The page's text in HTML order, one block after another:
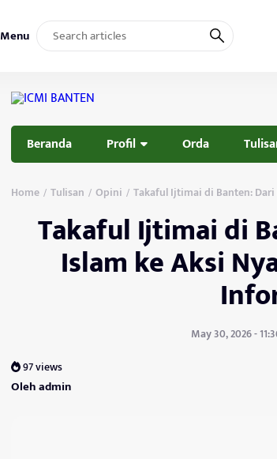
Menu
Beranda Profil Orda
Home / Tulisan / Opini / Takaful Ijtimai di Banten:
Takaful Ijtimai di
Islam ke Aksi
May 30, 2026 -
97 views
Oleh admin